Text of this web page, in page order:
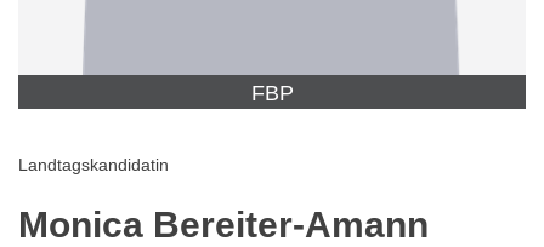
FBP
Landtagskandidatin
Monica Bereiter-Amann